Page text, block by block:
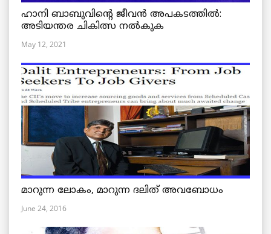
ഹാനി ബാബുവിന്റെ ജീവൻ അപകടത്തിൽ:
അടിയന്തര ചികിത്സ നൽകുക
May 12, 2021
മാറുന്ന ലോകം, മാറുന്ന ദലിത് അവബോധം
June 24, 2016